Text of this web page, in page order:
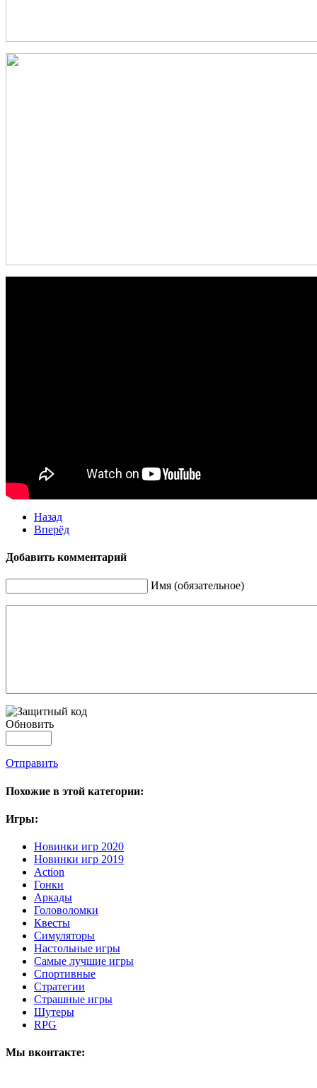
Назад
Вперёд
Добавить комментарий
Имя (обязательное)
Обновить
Отправить
Похожие в этой категории:
Игры:
Новинки игр 2020
Новинки игр 2019
Action
Гонки
Аркады
Головоломки
Квесты
Симуляторы
Настольные игры
Самые лучшие игры
Спортивные
Стратегии
Страшные игры
Шутеры
RPG
Мы вконтакте: